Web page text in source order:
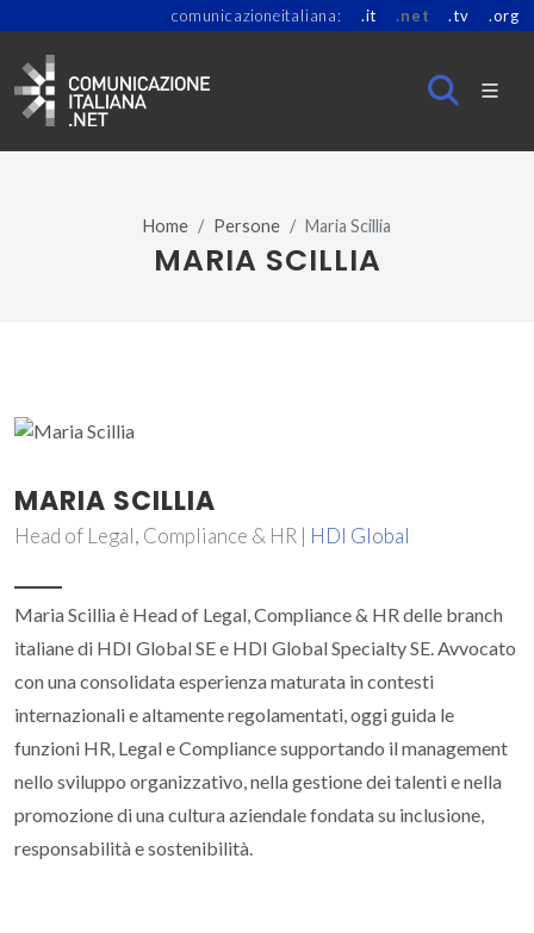
comunicazioneitaliana: .it .net .tv .org
Home Persone Maria Scillia
MARIA SCILLIA
MARIA SCILLIA
Head of Legal, Compliance & HR | HDI Global
Maria Scillia è Head of Legal, Compliance & HR delle branch
italiane di HDI Global SE e HDI Global Specialty SE. Avvocato
con una consolidata esperienza maturata in contesti
internazionali e altamente regolamentati, oggi guida le
funzioni HR, Legal e Compliance supportando il management
nello sviluppo organizzativo, nella gestione dei talenti e nella
promozione di una cultura aziendale fondata su inclusione,
responsabilità e sostenibilità.